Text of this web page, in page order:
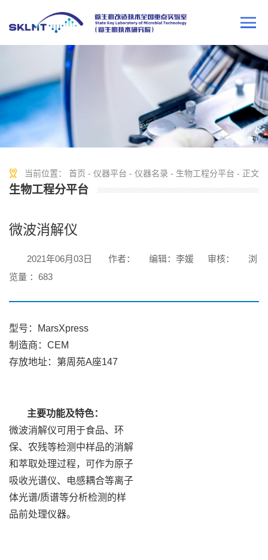
当前位置： 首页 - 仪器平台 - 仪器名录 - 生物工程分平台 - 正文
生物工程分平台
微波消解仪
2021年06月03日 作者： 编辑：李媛 审核：
浏
览量 ： 683
型号：MarsXpress
制造商：CEM
存放地址：第周苑A座147
主要功能及特色：
微波消解仪可用于食品、环
保、农残等检测中样品的消解
和萃取处理过程，可作为原子
吸收光谱仪、电感耦合等离子
体光谱/质谱等分析检测的样
品前处理仪器。